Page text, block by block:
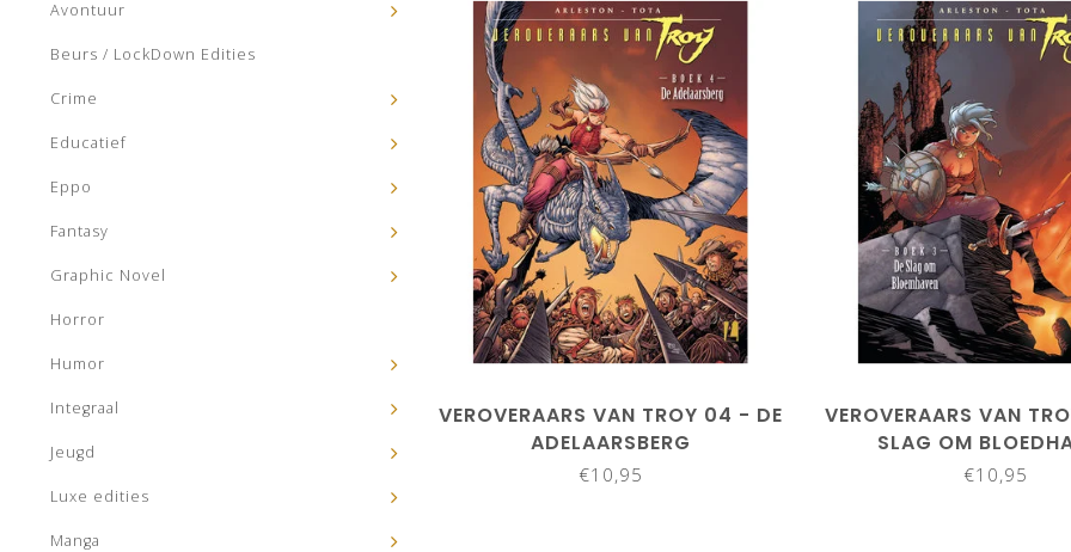
Avontuur
Beurs / LockDown Edities
Crime
Educatief
Eppo
Fantasy
Graphic Novel
Horror
Humor
Integraal
Jeugd
Luxe edities
Manga
VEROVERAARS VAN TROY 04 - DE
ADELAARSBERG
€10,95
VEROVERAARS VAN
SLAG OM
€10,95